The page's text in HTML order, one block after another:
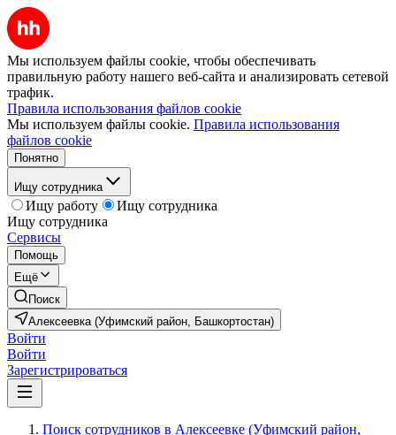
Мы используем файлы cookie, чтобы обеспечивать
правильную работу нашего веб-сайта и анализировать сетевой
трафик.
Правила использования файлов cookie
Мы используем файлы cookie. Правила использования
файлов cookie
Понятно
Ищу сотрудника
Ищу работу
Ищу сотрудника
Ищу сотрудника
Сервисы
Помощь
Ещё
Поиск
Алексеевка (Уфимский район, Башкортостан)
Войти
Войти
Зарегистрироваться
Поиск сотрудников в Алексеевке (Уфимский район,